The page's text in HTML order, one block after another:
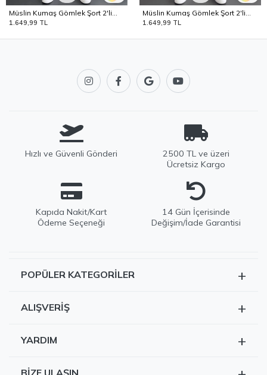
Müslin Kumaş Gömlek Şort 2'li
Takım T7 Edw504
1.649,99 TL
Müslin Kumaş Gömlek Şort 2'li
Takım T6 Edw504
1.649,99 TL
Hızlı ve Güvenli Gönderi
2500 TL ve üzeri
Ücretsiz Kargo
Kapıda Nakit/Kart
Ödeme Seçeneği
14 Gün İçerisinde
Değişim/İade Garantisi
POPÜLER KATEGORILER +
Kazak
ALIŞVERIŞ +
Sepetim
YARDIM +